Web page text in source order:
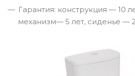
Гарантия: конструкция — 10
механизм— 5 лет, сиденье —